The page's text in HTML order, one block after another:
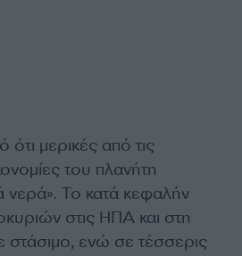
ότι μερικές από τις
του πλανήτη
νερά». Το κατά κεφαλήν
στις ΗΠΑ και στη
στάσιμο, ενώ σε τέσσερις